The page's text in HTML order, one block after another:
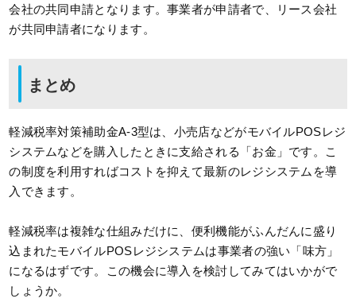
会社の共同申請となります。事業者が申請者で、リース会社
が共同申請者になります。
まとめ
軽減税率対策補助金A-3型は、小売店などがモバイルPOSレジ
システムなどを購入したときに支給される「お金」です。こ
の制度を利用すればコストを抑えて最新のレジシステムを導
入できます。
軽減税率は複雑な仕組みだけに、便利機能がふんだんに盛り
込まれたモバイルPOSレジシステムは事業者の強い「味方」
になるはずです。この機会に導入を検討してみてはいかがで
しょうか。